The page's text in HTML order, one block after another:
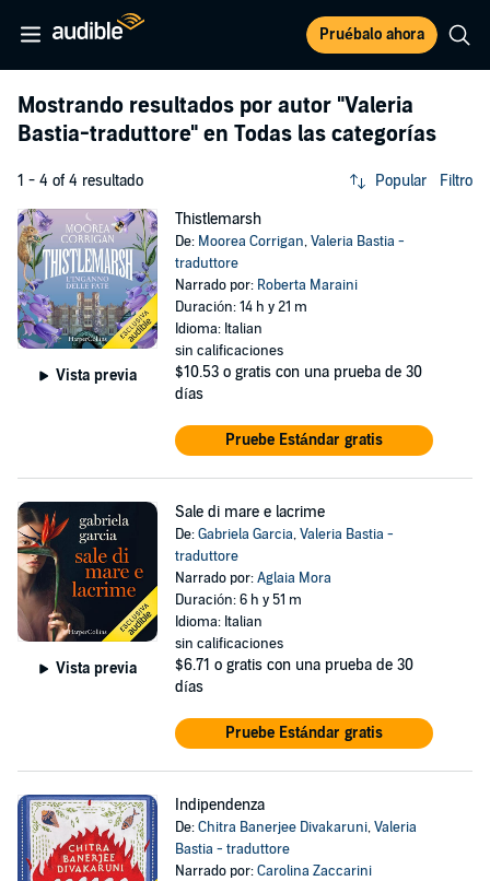
Pruébalo ahora
Mostrando resultados por autor "Valeria
Bastia-traduttore" en Todas las categorías
1 - 4 of 4 resultado Popular Filtro
Vista previa
Thistlemarsh
De: Moorea Corrigan,Valeria Bastia -
traduttore
Narrado por: Roberta Maraini
Duración: 14 h y 21 m
Idioma: Italian
sin calificaciones
$10.53 o gratis con una prueba de 30
días
Pruebe Estándar gratis
Vista previa
Sale di mare e lacrime
De:Gabriela Garcia,Valeria Bastia -
traduttore
Narrado por:Aglaia Mora
Duración: 6 h y 51 m
Idioma: Italian
sin calificaciones
$6.71 o gratis con una prueba de 30
días
Pruebe Estándar gratis
Indipendenza
De:Chitra Banerjee Divakaruni,Valeria
Bastia - traduttore
Narrado por:Carolina Zaccarini